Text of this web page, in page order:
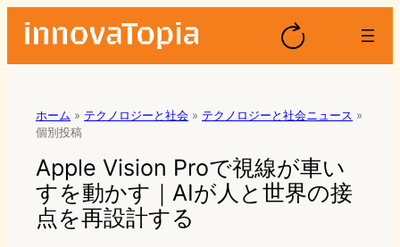
ホーム » テクノロジーと社会 » テクノロジーと社会ニュース »
個別投稿
Apple Vision Proで視線が車い
すを動かす｜AIが人と世界の接
点を再設計する